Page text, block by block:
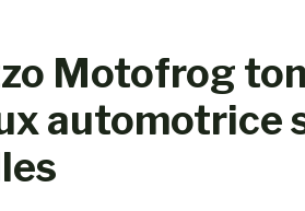
Motofrog
automotrice